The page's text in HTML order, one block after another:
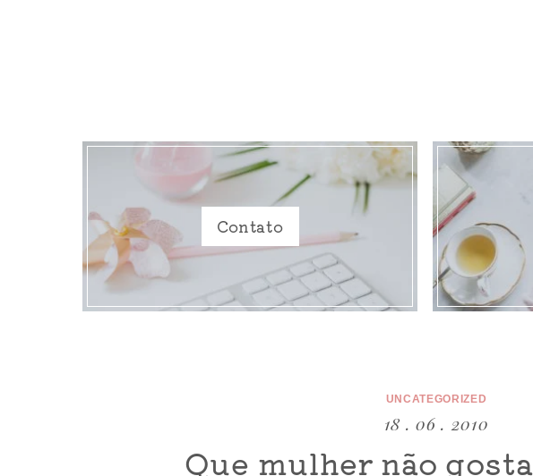
Contato
UNCATEGORIZED
18 . 06 . 2010
Que mulher não